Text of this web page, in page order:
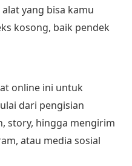
yang bisa kamu
kosong, baik pendek
online ini untuk
dari pengisian
story, hingga mengirim
atau media sosial